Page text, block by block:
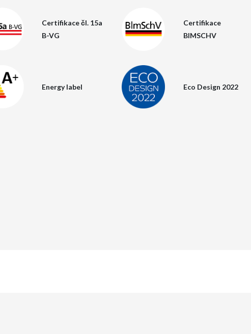
RIZZOLI
Certifikace čl. 15a
B-VG
Certifikace
BIMSCHV
Energy label Eco Design 2022